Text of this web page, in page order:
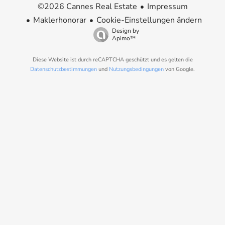
©2026 Cannes Real Estate
Impressum
Maklerhonorar
Cookie-Einstellungen ändern
Design by
Apimo™
Diese Website ist durch reCAPTCHA geschützt und es gelten die
Datenschutzbestimmungen und Nutzungsbedingungen von Google.